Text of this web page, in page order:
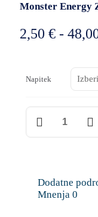
Monster Energy
2,50 € -
Napitek
Monster
Zero
Dodatne
Mnenja 0